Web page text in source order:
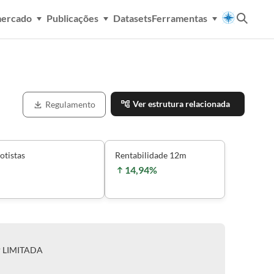
Publicações DatasetsFerramentas
Regulamento Ver estrutura relacionada
Rentabilidade 12m
14,94%
LIMITADA